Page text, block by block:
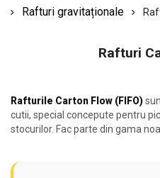
Rafturi gravitaționale
Rafturi
Rafturile Carton Flow (FIFO)
cutii, special concepute pentru
stocurilor. Fac parte din gama
și montaj la cheie.